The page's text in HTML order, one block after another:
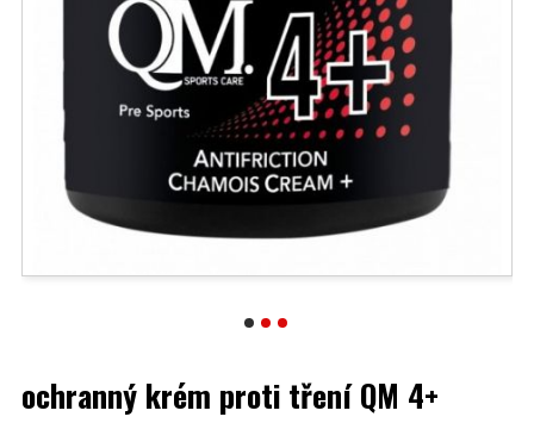
ochranný krém proti tření QM 4+